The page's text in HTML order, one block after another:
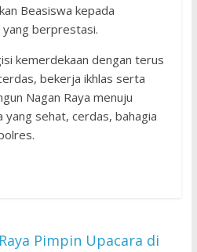
Beasiswa kepada
yang berprestasi.
kemerdekaan dengan terus
bekerja ikhlas serta
Nagan Raya menuju
yang sehat, cerdas, bahagia
Pimpin Upacara di